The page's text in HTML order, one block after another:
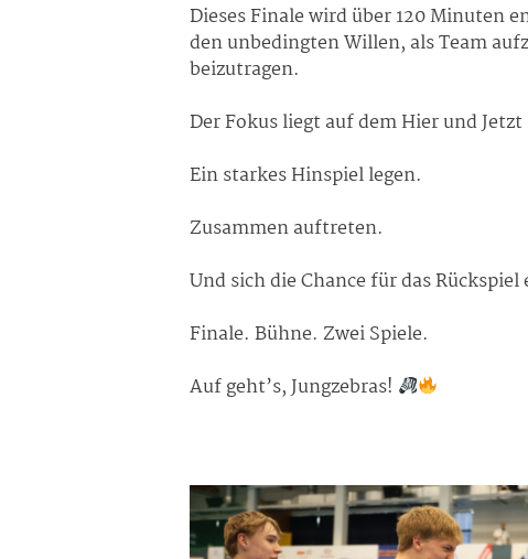
Dieses Finale wird über 120 Minuten
den unbedingten Willen, als Team
beizutragen.
Der Fokus liegt auf dem Hier und
Ein starkes Hinspiel legen.
Zusammen auftreten.
Und sich die Chance für das
Finale. Bühne. Zwei Spiele.
Auf geht’s, Jungzebras!